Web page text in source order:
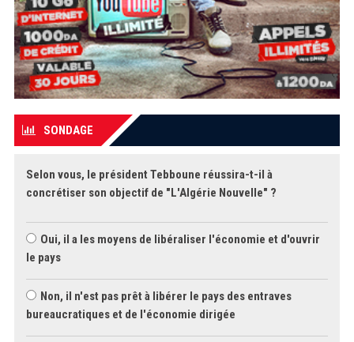
SONDAGE
Selon vous, le président Tebboune réussira-t-il à
concrétiser son objectif de "L'Algérie Nouvelle" ?
Oui, il a les moyens de libéraliser l'économie et d'ouvrir
le pays
Non, il n'est pas prêt à libérer le pays des entraves
bureaucratiques et de l'économie dirigée